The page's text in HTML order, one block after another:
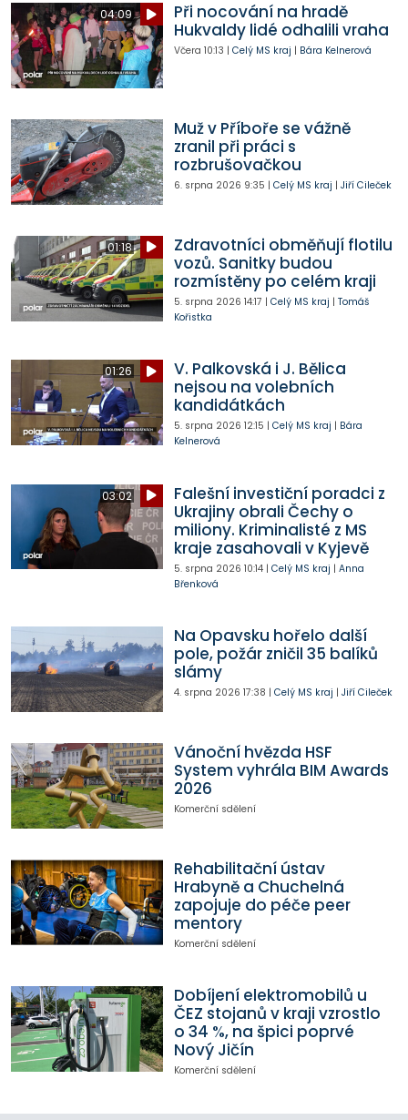
04:09
Při nocování na hradě
Hukvaldy lidé odhalili vraha
Včera 10:13 | Celý MS kraj | Bára Kelnerová
Muž v Příboře se vážně
zranil při práci s
rozbrušovačkou
6. srpna 2026 9:35 | Celý MS kraj | Jiří Cileček
01:18
Zdravotníci obměňují flotilu
vozů. Sanitky budou
rozmístěny po celém kraji
5. srpna 2026 14:17 | Celý MS kraj | Tomáš
Kořistka
01:26
V. Palkovská i J. Bělica
nejsou na volebních
kandidátkách
5. srpna 2026 12:15 | Celý MS kraj | Bára
Kelnerová
03:02
Falešní investiční poradci z
Ukrajiny obrali Čechy o
miliony. Kriminalisté z MS
kraje zasahovali v Kyjevě
5. srpna 2026 10:14| Celý MS kraj | Anna
Břenková
Na Opavsku hořelo další
pole, požár zničil 35 balíků
slámy
4. srpna 2026 17:38 | Celý MS kraj | Jiří Cileček
Vánoční hvězda HSF
System vyhrála BIM Awards
2026
Komerční sdělení
Rehabilitační ústav
Hrabyně a Chuchelná
zapojuje do péče peer
mentory
Komerční sdělení
Dobíjení elektromobilů u
ČEZ stojanů v kraji vzrostlo
o 34 %, na špici poprvé
Nový Jičín
Komerční sdělení